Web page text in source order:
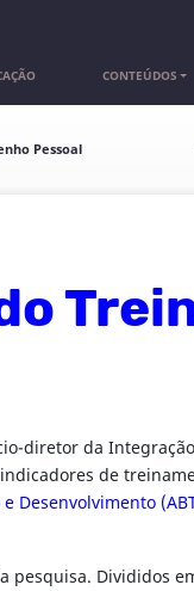
CONTEÚDOS
Pessoal
diretor da
de
Desenvolvimento
pesquisa. Divididos